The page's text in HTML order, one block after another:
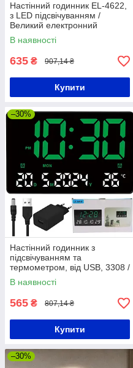
Настінний годинник EL-4622,
з LED підсвічуванням /
Великий електронний
годинник з календарем і
термометром
В наявності
635 ₴ 907,14 ₴
Купити
–30%
Настінний годинник з
підсвічуванням та
термометром, від USB, 3308 /
Електронний годинник на
стіну / Будильник
В наявності
565 ₴ 807,14 ₴
Купити
–30%